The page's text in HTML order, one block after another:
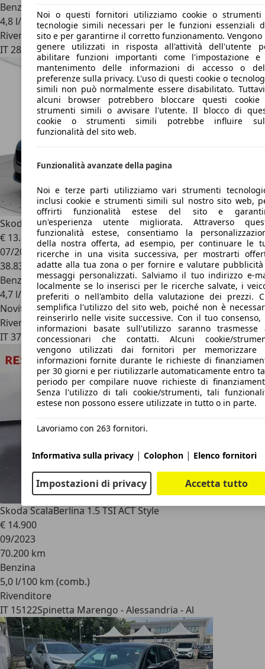
Benzina
4,8 l/100 km (comb.)
Rivenditore
IT 28887Omegna - Verbania - Vb
Skoda Scala1.0 tsi Style 110cv
€ 13.800 1
07/2023
38.838 km
Benzina
4,7 l/100 km (comb.)
Novità
Rivenditore
IT 37045Legnago
Skoda ScalaBerlina 1.5 TSI ACT Style
€ 14.900
09/2023
70.200 km
Benzina
5,0 l/100 km (comb.)
Rivenditore
IT 15122Spinetta Marengo - Alessandria - Al
Noi o questi fornitori utilizziamo cookie o
tecnologie simili necessari per le funzioni essenziali
sito e per garantirne il corretto funzionamento. Vengono
genere utilizzati in risposta all'attività dell'utente
abilitare funzioni importanti come l'impostazione
mantenimento delle informazioni di accesso o
preferenze sulla privacy. L'uso di questi cookie o
simili non può normalmente essere disabilitato.
alcuni browser potrebbero bloccare questi cookie
strumenti simili o avvisare l'utente. Il blocco di
cookie o strumenti simili potrebbe influire
funzionalità del sito web.
Funzionalità avanzate della pagina
Noi e terze parti utilizziamo vari strumenti
inclusi cookie e strumenti simili sul nostro sito web,
offrirti funzionalità estese del sito e
un'esperienza utente migliorata. Attraverso
funzionalità estese, consentiamo la
della nostra offerta, ad esempio, per continuare le
ricerche in una visita successiva, per mostrarti
adatte alla tua zona o per fornire e valutare
messaggi personalizzati. Salviamo il tuo indirizzo e-
localmente se lo inserisci per le ricerche salvate, i
preferiti o nell'ambito della valutazione dei prezzi.
semplifica l'utilizzo del sito web, poiché non è
reinserirlo nelle visite successive. Con il tuo consenso,
informazioni basate sull'utilizzo saranno trasmesse
concessionari che contatti. Alcuni cookie/
vengono utilizzati dai fornitori per memorizzare
informazioni fornite durante le richieste di
per 30 giorni e per riutilizzarle automaticamente entro
periodo per compilare nuove richieste di
Senza l'utilizzo di tali cookie/strumenti, tali
estese non possono essere utilizzate in tutto o in parte.
Lavoriamo con 263 fornitori.
Informativa sulla privacy| Colophon| Elenco fornitori
Impostazioni di privacy Accetta tutto